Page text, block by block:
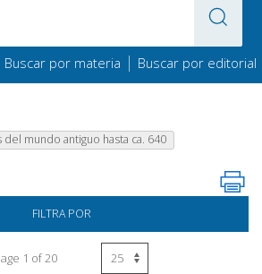
Buscar por materia | Buscar por editorial
mundo antiguo hasta ca. 640
FILTRA POR
1 of 20